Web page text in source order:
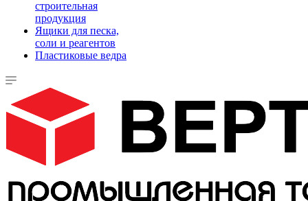
строительная
продукция
Ящики для песка,
соли и реагентов
Пластиковые ведра